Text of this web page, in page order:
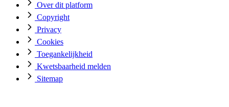
Over dit platform
Copyright
Privacy
Cookies
Toegankelijkheid
Kwetsbaarheid melden
Sitemap